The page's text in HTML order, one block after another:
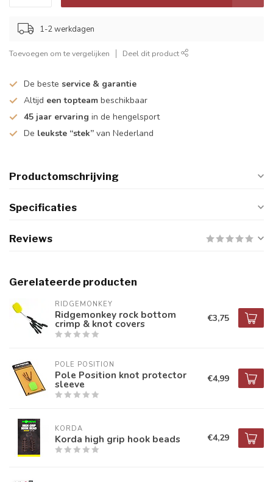
1-2 werkdagen
Toevoegen om te vergelijken Deel dit product
De beste service & garantie
Altijd een topteam beschikbaar
45 jaar ervaring in de hengelsport
De leukste “stek” van Nederland
Productomschrijving
Specificaties
Reviews
Gerelateerde producten
RIDGEMONKEY
Ridgemonkey rock bottom
crimp & knot covers €3,75
POLE POSITION
Pole Position knot protector
sleeve €4,99
KORDA
Korda high grip hook beads €4,29